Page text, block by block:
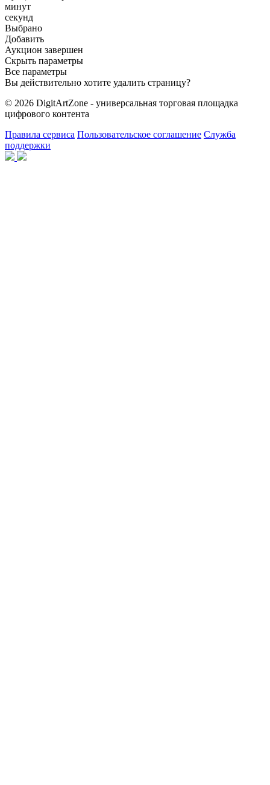
минут
секунд
Выбрано
Добавить
Аукцион завершен
Скрыть параметры
Все параметры
Вы действительно хотите удалить страницу?
© 2026 DigitArtZone - универсальная торговая площадка
цифрового контента
Правила сервиса Пользовательское соглашение Служба
поддержки